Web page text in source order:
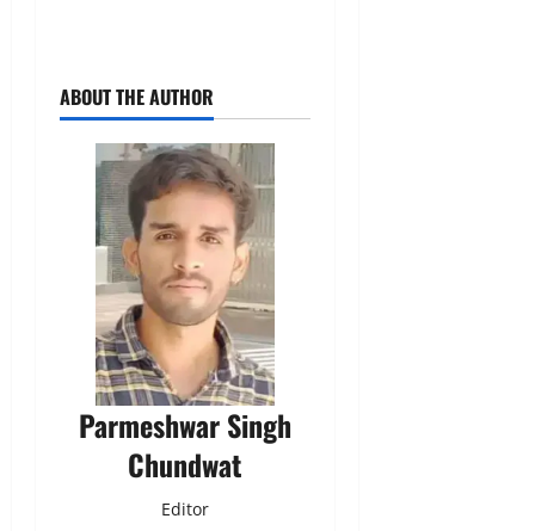
ABOUT THE AUTHOR
Parmeshwar Singh
Chundwat
Editor